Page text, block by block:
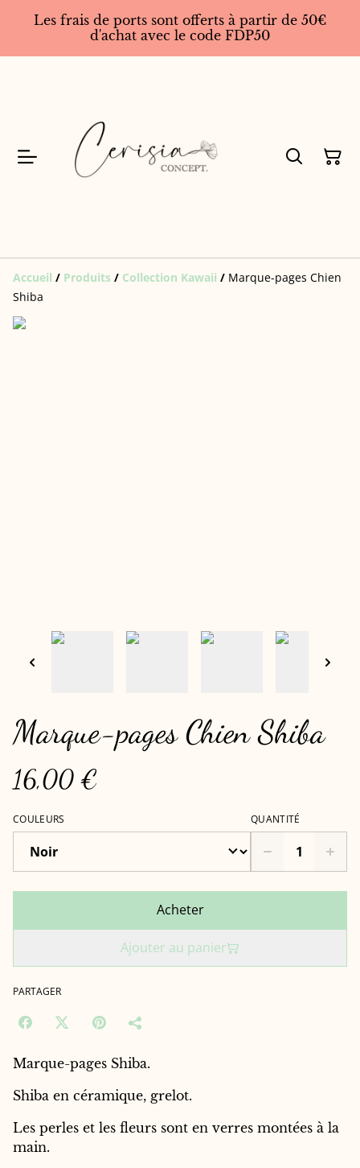
Les frais de ports sont offerts à partir de 50€
d'achat avec le code FDP50
Accueil / Produits / Collection Kawaii / Marque-pages Chien
Shiba
Marque-pages Chien Shiba
16,00 €
COULEURS QUANTITÉ
Acheter
Ajouter au panier
PARTAGER
Marque-pages Shiba.
Shiba en céramique, grelot.
Les perles et les fleurs sont en verres montées à la
main.